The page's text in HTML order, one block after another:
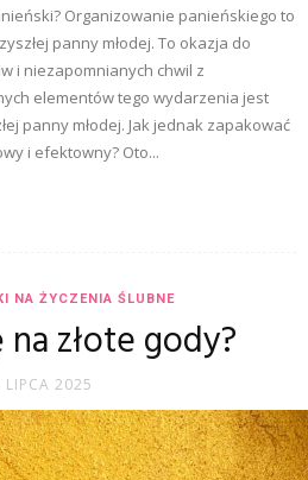
Organizowanie panieńskiego to
panny młodej. To okazja do
i niezapomnianych chwil z
elementów tego wydarzenia jest
panny młodej. Jak jednak zapakować
i efektowny? Oto...
NA ŻYCZENIA ŚLUBNE
złote gody?
LIPCA 2025